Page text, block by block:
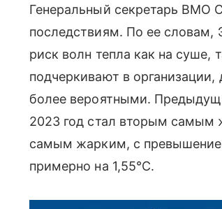
Генеральный секретарь ВМО
последствиям. По ее словам,
риск волн тепла как на
подчеркивают в
более вероятными.
2023 год стал вторым
самым жарким, с
примерно на 1,55°C.